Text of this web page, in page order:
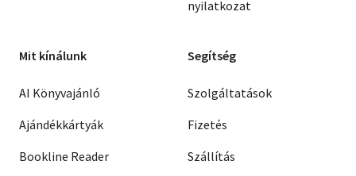
nyilatkozat
Mit kínálunk
AI Könyvajánló
Ajándékkártyák
Bookline Reader
Segítség
Szolgáltatások
Fizetés
Szállítás